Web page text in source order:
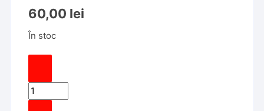
60,00 lei
În stoc
Cantitate
Husa